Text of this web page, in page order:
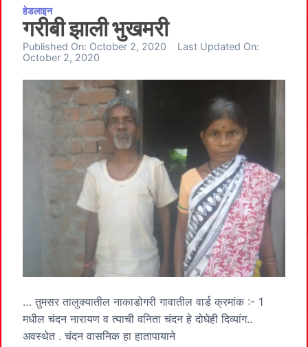
हेडलाइन
गरीबी झाली भुखमरी
Published On: October 2, 2020
Last Updated On:
October 2, 2020
… तुमसर तालुक्यातील नाकाडोगरी गावातील वार्ड क्रमांक :- 1
मधील चंदन नारायण व त्याची वनिता चंदन हे दोघेही दिव्यांग..
अवस्थेत . चंदन वासनिक हा हातापायाने